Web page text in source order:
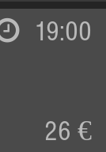
19:00
26 €